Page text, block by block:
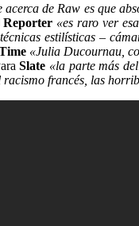
de Raw es que
«es raro ver
estilísticas –
«Julia Ducournau,
Slate «la parte más
francés, las